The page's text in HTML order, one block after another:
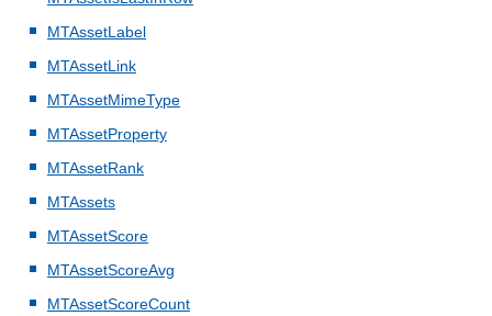
MTAssetLabel
MTAssetLink
MTAssetMimeType
MTAssetProperty
MTAssetRank
MTAssets
MTAssetScore
MTAssetScoreAvg
MTAssetScoreCount